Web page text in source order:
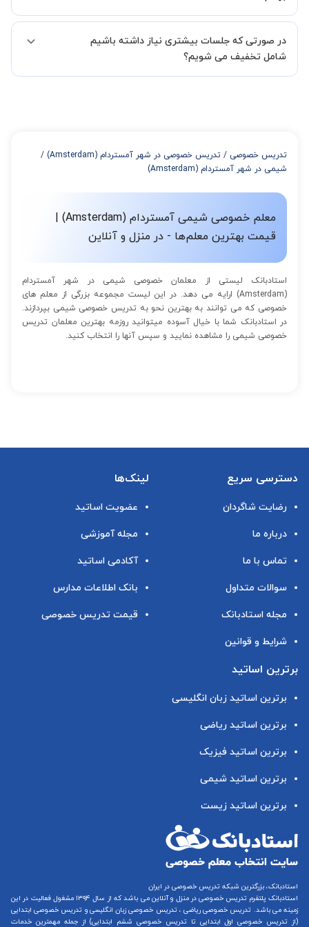
همچنین میتوانید درخواست خود را از طریق تماس مستقیم با شماره
مدرس مشخص کند ابتدا باید جلسه اول کلاس درس شما با مدرس برگزار
شود تا با توجه به سطح شما و خواسته شما مدرس اعلام کنند که تقریبا
در صورتی که جلسات بیشتری نیاز داشته باشیم
شامل تخفیف می شویم؟
از 12 تا 15 جلسه: 7% تخفیف
از 16 تا 100 جلسه: 9% تخفیف
تدریس خصوصی / تدریس خصوصی در شهر آمستردام (Amsterdam)
/
شیمی در شهر آمستردام (Amsterdam)
معلم خصوصی شیمی آمستردام (Amsterdam) |
قیمت بهترین معلم‌ها - در منزل و آنلاین
استادبانک لیستی از معلمان خصوصی شیمی در شهر آمستردام
(Amsterdam) ارایه می دهد. در این لیست مجموعه بزرگی از معلم های
خصوصی که می توانند به بهترین نحو به تدریس خصوصی شیمی بپردازند.
در استادبانک شما با خیال آسوده میتوانید روزمه بهترین معلمان تدریس
خصوصی شیمی را مشاهده نمایید و سپس آنها را انتخاب کنید.
دسترسی سریع
رضایت شاگردان
درباره ما
تماس با ما
سوالات متداول
مجله استادبانک
شرایط و قوانین
لینک‌ها
عضویت اساتید
مجله آموزشی
آکادمی اساتید
بانک اطلاعات مدارس
قیمت تدریس خصوصی
برترین اساتید
برترین اساتید زبان انگلیسی
برترین اساتید ریاضی
برترین اساتید فیزیک
برترین اساتید شیمی
برترین اساتید زیست
استادبانک، بزرگترین شبکه تدریس خصوصی در ایران
استادبانک پلتفرم تدریس خصوصی در منزل و آنلاین
می باشد که از سال ۱۳۹۴ مشغول فعالیت در این
زمینه می باشد. تدریس خصوصی ریاضی ، تدریس خصوصی زبان انگلیسیو تدریس خصوصی ابتدایی
(از تدریس خصوصی اول ابتدایی تا تدریس خصوصی ششم ابتدایی) از جمله مهمترین خدمات